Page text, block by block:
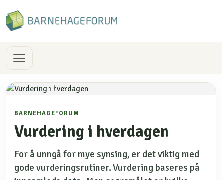
BARNEHAGEFORUM
Vurdering i hverdagen
For å unngå for mye synsing, er det viktig med
gode vurderingsrutiner. Vurdering baseres på